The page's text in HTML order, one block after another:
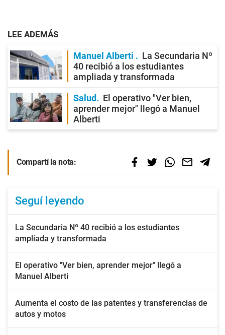
LEE ADEMÁS
Manuel Alberti
La Secundaria Nº
40 recibió a los estudiantes
ampliada y transformada
Salud
El operativo "Ver bien,
aprender mejor" llegó a Manuel
Alberti
Compartí la nota:
Seguí leyendo
La Secundaria Nº 40 recibió a los estudiantes
ampliada y transformada
El operativo "Ver bien, aprender mejor" llegó a
Manuel Alberti
Aumenta el costo de las patentes y transferencias de
autos y motos